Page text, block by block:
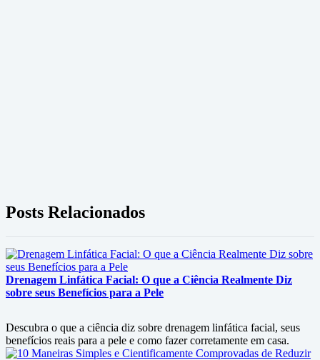
Posts Relacionados
Drenagem Linfática Facial: O que a Ciência Realmente Diz
sobre seus Benefícios para a Pele
Descubra o que a ciência diz sobre drenagem linfática facial, seus
benefícios reais para a pele e como fazer corretamente em casa.